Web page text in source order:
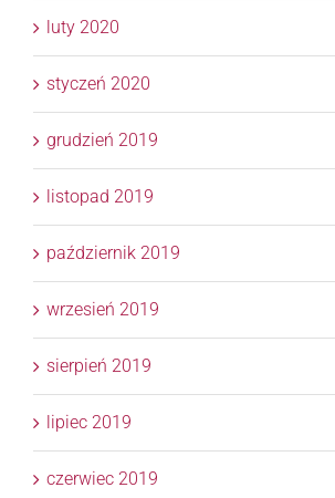
luty 2020
styczeń 2020
grudzień 2019
listopad 2019
październik 2019
wrzesień 2019
sierpień 2019
lipiec 2019
czerwiec 2019